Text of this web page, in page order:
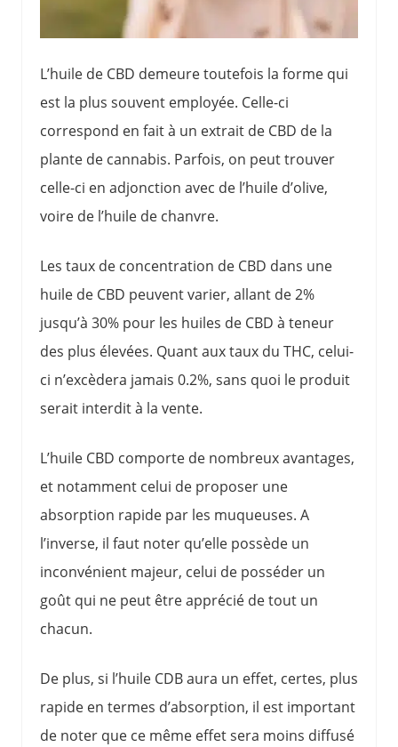
L’huile de CBD demeure toutefois la forme qui
est la plus souvent employée. Celle-ci
correspond en fait à un extrait de CBD de la
plante de cannabis. Parfois, on peut trouver
celle-ci en adjonction avec de l’huile d’olive,
voire de l’huile de chanvre.
Les taux de concentration de CBD dans une
huile de CBD peuvent varier, allant de 2%
jusqu’à 30% pour les huiles de CBD à teneur
des plus élevées. Quant aux taux du THC, celui-
ci n’excèdera jamais 0.2%, sans quoi le produit
serait interdit à la vente.
L’huile CBD comporte de nombreux avantages,
et notamment celui de proposer une
absorption rapide par les muqueuses. A
l’inverse, il faut noter qu’elle possède un
inconvénient majeur, celui de posséder un
goût qui ne peut être apprécié de tout un
chacun.
De plus, si l’huile CDB aura un effet, certes, plus
rapide en termes d’absorption, il est important
de noter que ce même effet sera moins diffusé